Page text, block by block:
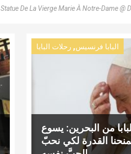
Statue De La Vierge Marie À Notre-Dame @
البابا فرنسيس, رحلات البابا
البابا من البحرين: يسوع
القدرة لكي نحبّ